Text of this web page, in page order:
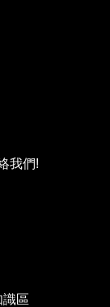
我們!
識區